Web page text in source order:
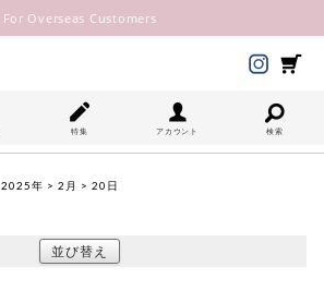
For Overseas Customers
特集 アカウント 検索
2025年 > 2月 > 20日
並び替え